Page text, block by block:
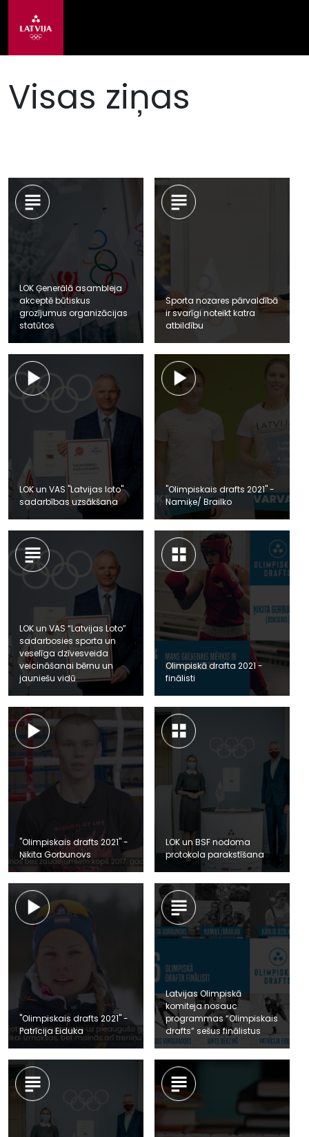
Visas ziņas
LOK Ģenerālā asambleja
akceptē būtiskus
grozījumus organizācijas
statūtos
Sporta nozares pārvaldībā
ir svarīgi noteikt katra
atbildību
LOK un VAS "Latvijas loto"
sadarbības uzsākšana
"Olimpiskais drafts 2021" -
Namiķe/ Brailko
LOK un VAS “Latvijas Loto”
sadarbosies sporta un
veselīga dzīvesveida
veicināšanai bērnu un
jauniešu vidū
Olimpiskā drafta 2021 -
finālisti
"Olimpiskais drafts 2021" -
Ņikita Gorbunovs
LOK un BSF nodoma
protokola parakstīšana
"Olimpiskais drafts 2021" -
Patrīcija Eiduka
Latvijas Olimpiskā
komiteja nosauc
programmas “Olimpiskais
drafts” sešus finālistus